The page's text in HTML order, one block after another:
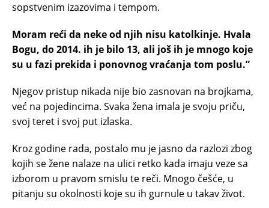
sopstvenim izazovima i tempom.
Moram reći da neke od njih nisu katolkinje. Hvala
Bogu, do 2014. ih je bilo 13, ali još ih je mnogo koje
su u fazi prekida i ponovnog vraćanja tom poslu.”
Njegov pristup nikada nije bio zasnovan na brojkama,
već na pojedincima. Svaka žena imala je svoju priču,
svoj teret i svoj put izlaska.
Kroz godine rada, postalo mu je jasno da razlozi zbog
kojih se žene nalaze na ulici retko kada imaju veze sa
izborom u pravom smislu te reči. Mnogo češće, u
pitanju su okolnosti koje su ih gurnule u takav život.